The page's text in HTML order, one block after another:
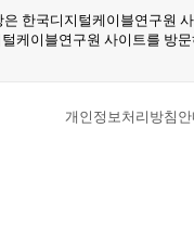
개인정보처리방침